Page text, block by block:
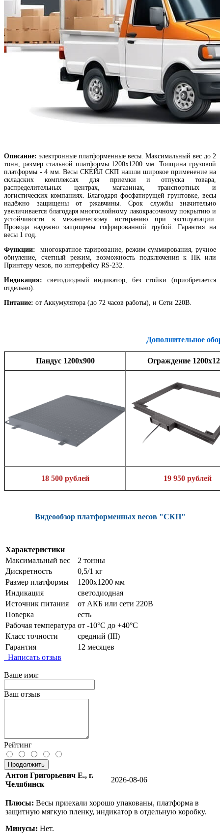
Описание: электронные платформенные весы. Максимальный вес до 2
тонн, размер стальной платформы 1200х1200 мм. Толщина грузовой
платформы - 4 мм. Весы СКЕЙЛ СКП нашли широкое применение на
складских комплексах для приемки и отпуска товара,
распределительных центрах, магазинах, транспортных и
логистических компаниях. Благодаря фосфатирущей грунтовке, весы
надёжно защищены от ржавчины. Срок службы значительно
увеличивается благодаря многослойному лакокрасочному покрытию и
устойчивости к механическому истиранию при эксплуатации.
Провода надежно защищены гофрированной трубой. Гарантия на
весы 1 год.
Функции:
многократное тарирование, режим суммирования, ручное
обнуление, счетный режим, возможность подключения к ПК или
Принтеру чеков, по интерфейсу RS-232.
Индикация: светодиодный индикатор, без стойки (приобретается
отдельно).
Питание: от Аккумулятора (до 72 часов работы), и Сети 220В.
Дополнительное
Пандус 1200х900 Ограждение
18 500 рублей 19 950 рублей
Видеообзор платформенных весов "СКП"
Характеристики
Максимальный вес
2 тонны
Дискретность
0,5/1 кг
Размер платформы
1200х1200 мм
Индикация
светодиодная
Источник питания
от АКБ или сети 220В
Поверка
есть
Рабочая температура от -10°C до +40°C
Класс точности
средний (III)
Гарантия
12 месяцев
Написать отзыв
Ваше имя:
Ваш отзыв
Рейтинг
Продолжить
Антон Григорьевич Е., г.
Челябинск
2026-08-06
Плюсы: Весы приехали хорошо упакованы, платформа в
защитную мягкую пленку, индикатор в отдельную коробку.
Минусы: Нет.